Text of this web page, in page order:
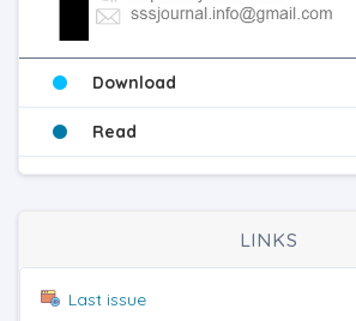
Download
Read
LINKS
Last issue